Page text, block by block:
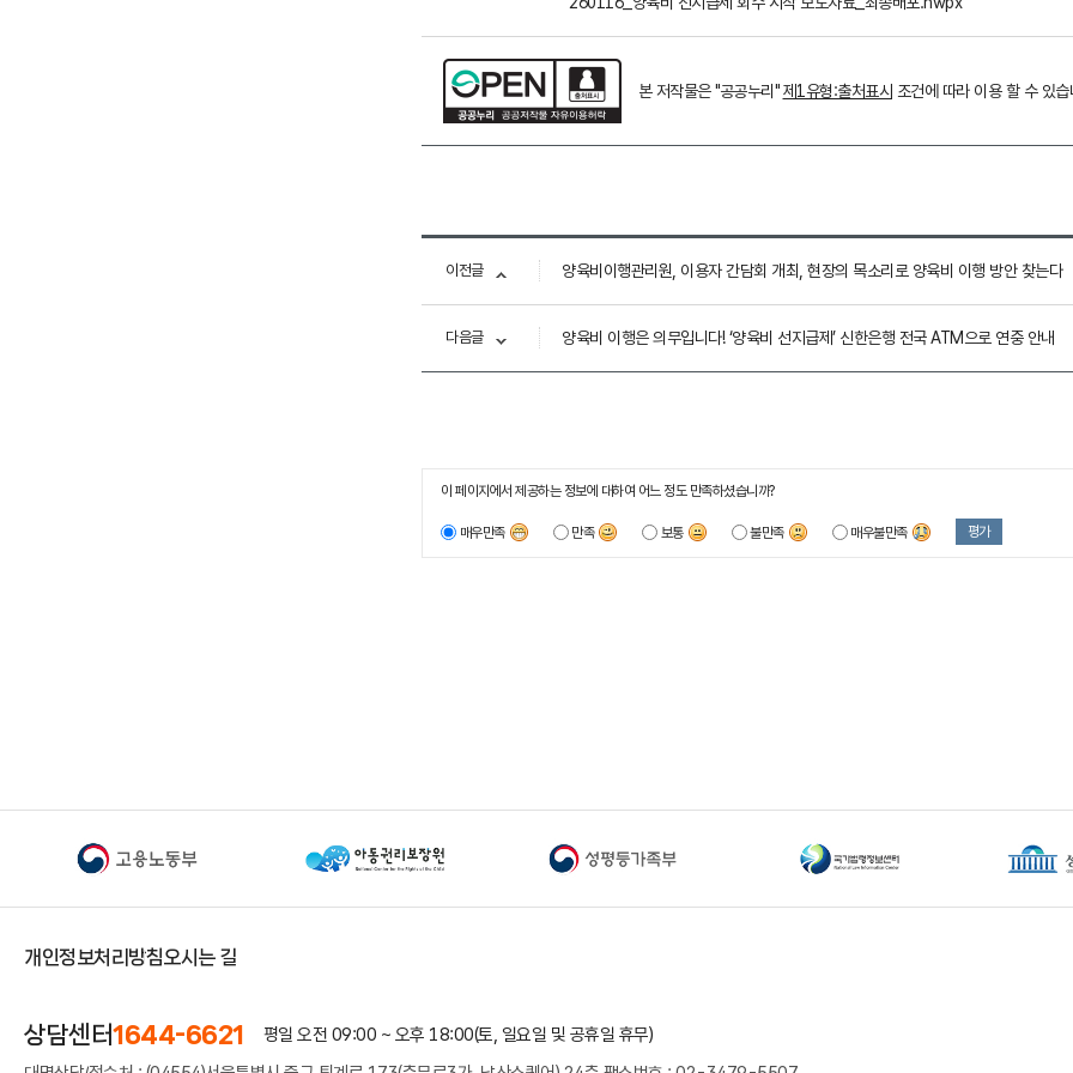
본 저작물은 "공공누리"제1유형:출처표시 조건에 따라 이용 할 수 있습
이전글 양육비이행관리원, 이용자 간담회 개최, 현장의 목소리로 양육비 이행 방안 찾는다
다음글 양육비 이행은 의무입니다! ‘양육비 선지급제’ 신한은행 전국 ATM으로 연중 안내
이 페이지에서 제공하는 정보에 대하여 어느 정도 만족하셨습니까?
매우만족 만족 보통 불만족 매우불만족 평가
개인정보처리방침오시는 길
상담센터1644-6621 평일 오전 09:00 ~ 오후 18:00(토, 일요일 및 공휴일 휴무)